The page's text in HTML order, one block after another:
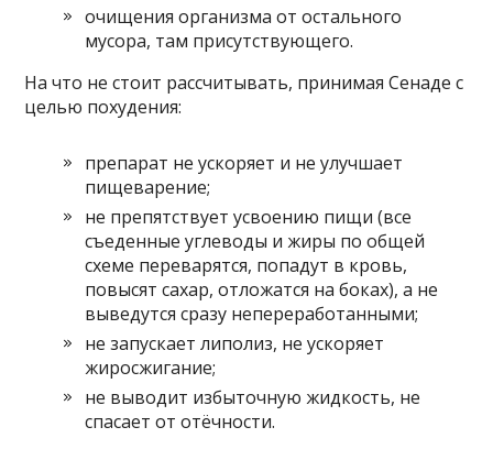
очищения организма от остального
мусора, там присутствующего.
На что не стоит рассчитывать, принимая Сенаде с
целью похудения:
препарат не ускоряет и не улучшает
пищеварение;
не препятствует усвоению пищи (все
съеденные углеводы и жиры по общей
схеме переварятся, попадут в кровь,
повысят сахар, отложатся на боках), а не
выведутся сразу непереработанными;
не запускает липолиз, не ускоряет
жиросжигание;
не выводит избыточную жидкость, не
спасает от отёчности.